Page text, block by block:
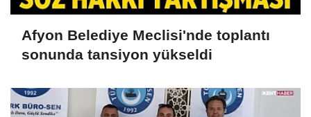
Afyon Belediye Meclisi'nde toplantı
sonunda tansiyon yükseldi